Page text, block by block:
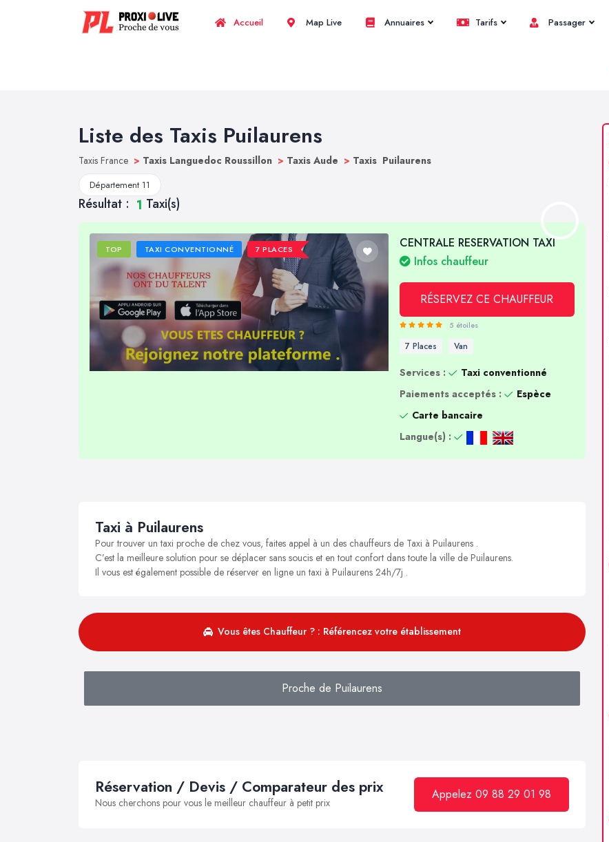
Accueil Map Live Annuaires Tarifs Passager
Liste des Taxis Puilaurens
Taxis France > Taxis Languedoc Roussillon > Taxis Aude > Taxis Puilaurens
Département 11
Résultat : 1 Taxi(s)
TOP TAXI CONVENTIONNÉ 7 PLACES
CENTRALE RESERVATION TAXI
Infos chauffeur
RÉSERVEZ CE CHAUFFEUR
5 étoiles
7 Places Van
Services :
Taxi conventionné
Paiements acceptés :
Espèce
Carte bancaire
Langue(s) :
Taxi à Puilaurens
Pour trouver un taxi proche de chez vous, faites appel à un des chauffeurs de Taxi à Puilaurens .
C’est la meilleure solution pour se déplacer sans soucis et en tout confort dans toute la ville de Puilaurens.
Il vous est également possible de réserver en ligne un taxi à Puilaurens 24h/7j .
Vous êtes Chauffeur ? : Référencez votre établissement
Proche de Puilaurens
Réservation / Devis / Comparateur des prix
Nous cherchons pour vous le meilleur chauffeur à petit prix
Appelez 09 88 29 01 98